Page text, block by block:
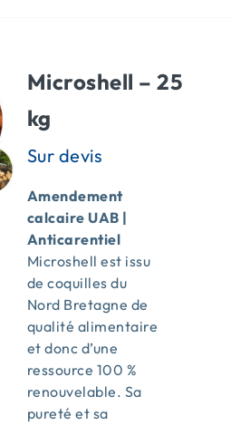
Microshell – 25
kg
Amendement
calcaire UAB |
Anticarentiel
Microshell est issu
de coquilles du
Nord Bretagne de
qualité alimentaire
et donc d’une
ressource 100 %
renouvelable. Sa
pureté et sa